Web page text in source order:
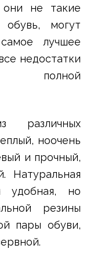
они не такие
обувь, могут
лучшее
недостатки
полной
различных
ноочень
и прочный,
Натуральная
удобная, но
резины
пары обуви,